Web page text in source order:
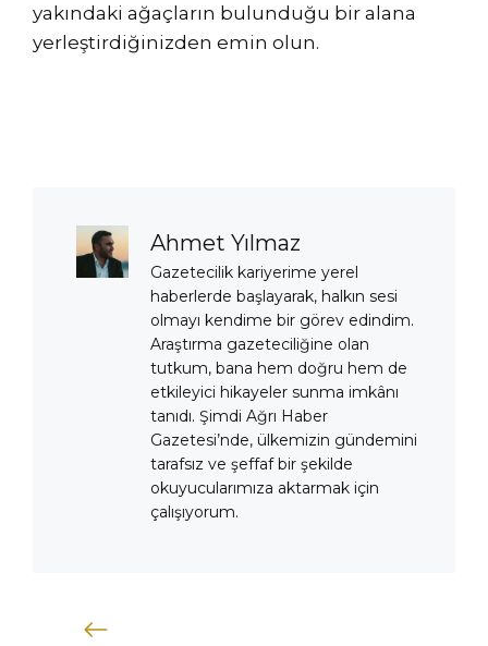
yakındaki ağaçların bulunduğu bir alana
yerleştirdiğinizden emin olun.
Ahmet Yılmaz
Gazetecilik kariyerime yerel
haberlerde başlayarak, halkın sesi
olmayı kendime bir görev edindim.
Araştırma gazeteciliğine olan
tutkum, bana hem doğru hem de
etkileyici hikayeler sunma imkânı
tanıdı. Şimdi Ağrı Haber
Gazetesi’nde, ülkemizin gündemini
tarafsız ve şeffaf bir şekilde
okuyucularımıza aktarmak için
çalışıyorum.